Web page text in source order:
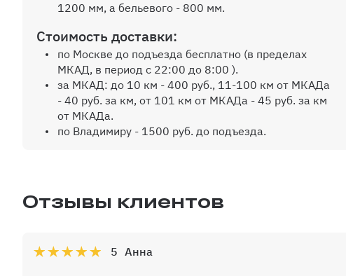
Сетка для обуви
1200 мм, а бельевого - 800 мм.
Стоимость доставки:
по Москве до подъезда бесплатно (в пределах
МКАД, в период с 22:00 до 8:00 ).
за МКАД: до 10 км - 400 руб., 11-100 км от МКАДа
- 40 руб. за км, от 101 км от МКАДа - 45 руб. за км
от МКАДа.
по Владимиру - 1500 руб. до подъезда.
Отзывы клиентов
5 Анна